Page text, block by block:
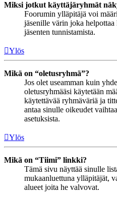
Miksi jotkut käyttäjäryhmät
Foorumin ylläpitäjä voi
jäsenille värin joka
jäsenten tunnistamista.
Ylös
Mikä on “oletusryhmä”?
Jos olet useamman kuin
oletusryhmääsi käytetään
käytettävää ryhmäväriä ja
antaa sinulle oikeudet
asetuksista.
Ylös
Mikä on “Tiimi” linkki?
Tämä sivu näyttää sinulle
mukaanluettuna ylläpitäjät,
alueet joita he valvovat.